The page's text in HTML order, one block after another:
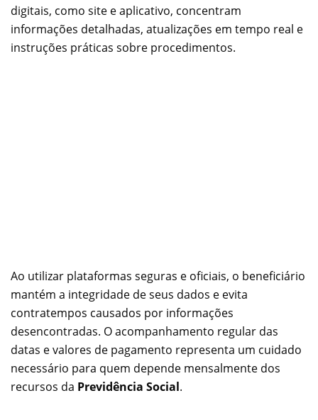
digitais, como site e aplicativo, concentram
informações detalhadas, atualizações em tempo real e
instruções práticas sobre procedimentos.
Ao utilizar plataformas seguras e oficiais, o beneficiário
mantém a integridade de seus dados e evita
contratempos causados por informações
desencontradas. O acompanhamento regular das
datas e valores de pagamento representa um cuidado
necessário para quem depende mensalmente dos
recursos da Previdência Social.